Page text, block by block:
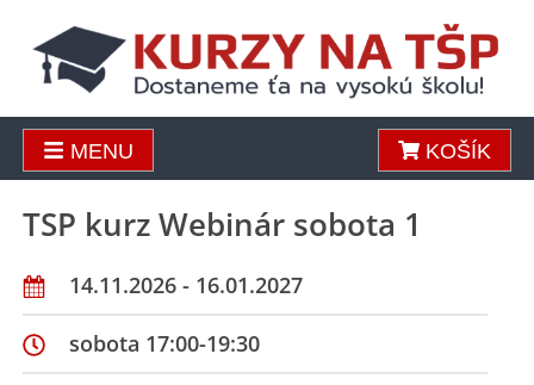
MENU KOŠÍK
TSP kurz Webinár sobota 1
14.11.2026 - 16.01.2027
sobota 17:00-19:30